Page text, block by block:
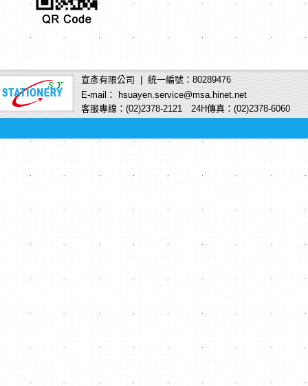
宣彥有限公司 | 統一編號：80289476
E-mail： hsuayen.service@msa.hinet.net
客服專線：(02)2378-2121 24H傳真：(02)2378-6060